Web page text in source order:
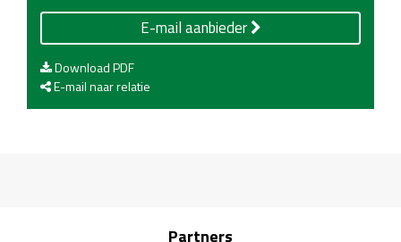
E-mail aanbieder
Download PDF
E-mail naar relatie
Partners